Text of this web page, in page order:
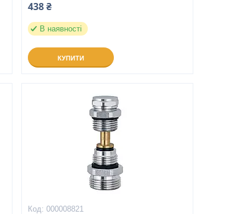
438 ₴
В наявності
КУПИТИ
000008821